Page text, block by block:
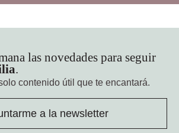
las novedades para seguir
.
contenido útil que te encantará.
a la newsletter